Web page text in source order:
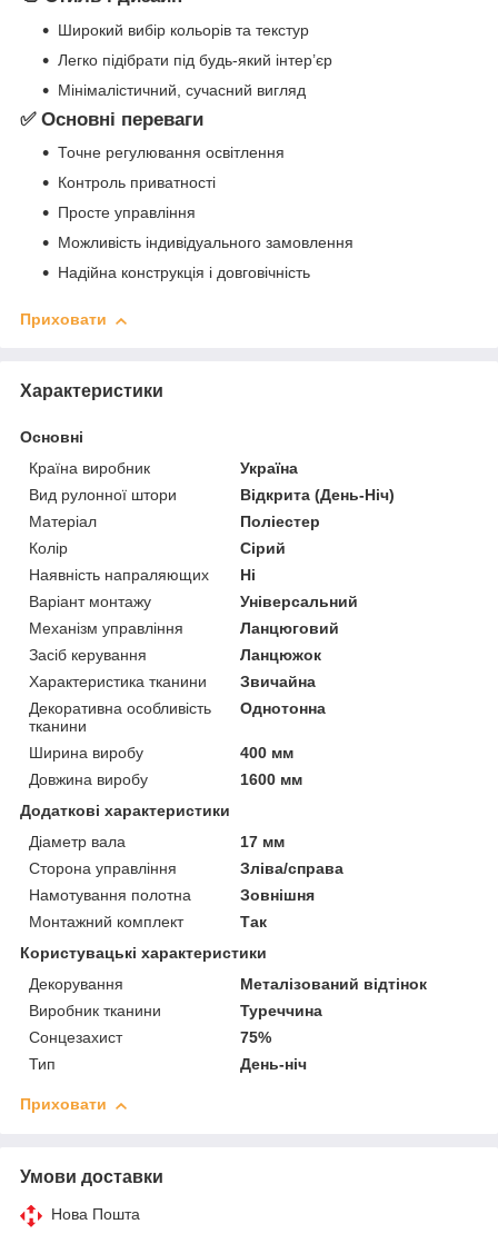
Широкий вибір кольорів та текстур
Легко підібрати під будь-який інтер’єр
Мінімалістичний, сучасний вигляд
✅ Основні переваги
Точне регулювання освітлення
Контроль приватності
Просте управління
Можливість індивідуального замовлення
Надійна конструкція і довговічність
Приховати
Характеристики
Основні
Країна виробник
Україна
Вид рулонної штори
Відкрита (День-Ніч)
Матеріал
Поліестер
Колір
Сірий
Наявність напраляющих
Ні
Варіант монтажу
Універсальний
Механізм управління
Ланцюговий
Засіб керування
Ланцюжок
Характеристика тканини
Звичайна
Декоративна особливість
тканини
Однотонна
Ширина виробу
400 мм
Довжина виробу
1600 мм
Додаткові характеристики
Діаметр вала
17 мм
Сторона управління
Зліва/справа
Намотування полотна
Зовнішня
Монтажний комплект
Так
Користувацькі характеристики
Декорування
Металізований відтінок
Виробник тканини
Туреччина
Сонцезахист
75%
Тип
День-ніч
Приховати
Умови доставки
Нова Пошта